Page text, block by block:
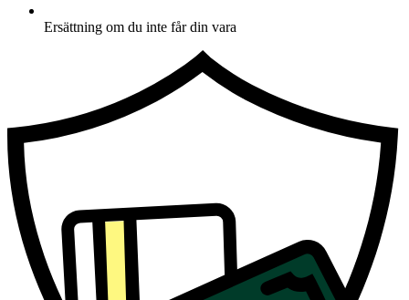
Ersättning om du inte får din vara